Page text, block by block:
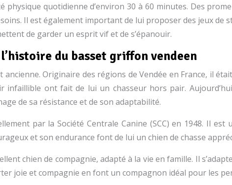
physique quotidienne d’environ 30 à 60 minutes. Des
Il est également important de lui proposer des jeux de
de garder un esprit vif et de s’épanouir.
du basset griffon vendeen
Originaire des régions de Vendée en France, il
infaillible ont fait de lui un chasseur hors pair.
de sa résistance et de son adaptabilité.
par la Société Centrale Canine (SCC) en 1948. Il
et son endurance font de lui un chien de chasse
chien de compagnie, adapté à la vie en famille. Il
joie et compagnie en font un compagnon idéal pour les